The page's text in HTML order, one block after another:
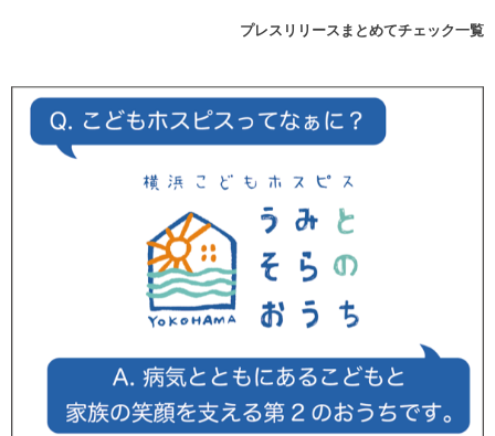
プレスリリースまとめてチェック一覧